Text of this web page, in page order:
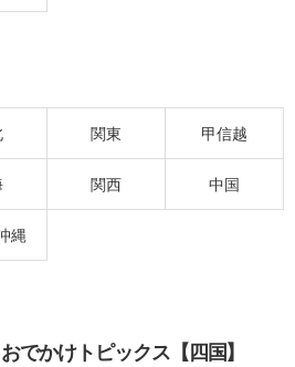
関東 甲信越
関西 中国
縄
でかけトピックス【四国】